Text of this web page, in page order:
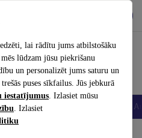
lai rādītu jums atbilstošāku
lūdzam jūsu piekrišanu
un personalizēt jums saturu un
puses sīkfailus. Jūs jebkurā
iestatījumus. Izlasiet mūsu
. IzlasietViedpulksteņi